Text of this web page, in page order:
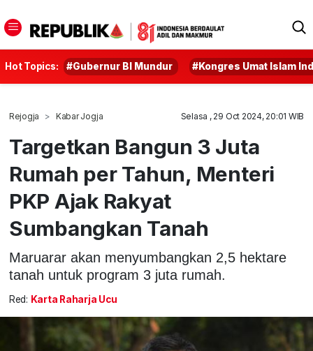
Hot Topics: #Gubernur BI Mundur #Kongres Umat Islam
Rejogja Kabar Jogja Selasa , 29 Oct 2024, 20:01 WIB
Targetkan Bangun 3 Juta
Rumah per Tahun, Menteri
PKP Ajak Rakyat
Sumbangkan Tanah
Maruarar akan menyumbangkan 2,5 hektare
tanah untuk program 3 juta rumah.
Red: Karta Raharja Ucu